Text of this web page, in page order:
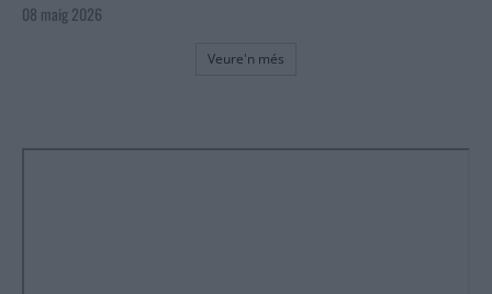
08 maig 2026
Veure'n més